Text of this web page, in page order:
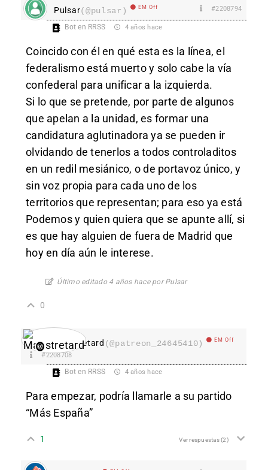
Pulsar(@pulsar) EM Off #2208794
Bot en RRSS 4 años hace
Coincido con él en qué esta es la línea, el
federalismo está muerto y solo cabe la vía
confederal para unificar a la izquierda.
Si lo que se pretende, por parte de algunos
que apelan a la unidad, es formar una
candidatura aglutinadora ya se pueden ir
olvidando de tenerlos a todos controladitos
en un redil mesiánico, o de portavoz único, y
sin voz propia para cada uno de los
territorios que representan; para eso ya está
Podemos y quien quiera que se apunte allí, si
es que hay alguien de fuera de Madrid que
hoy en día aún le interese.
Último editado 4 años hace por Pulsar
0
Maestretard (@patreon_24645410) EM Off
#2208708
Bot en RRSS 4 años hace
Para empezar, podría llamarle a su partido
“Más España”
1 Ver respuestas(2)